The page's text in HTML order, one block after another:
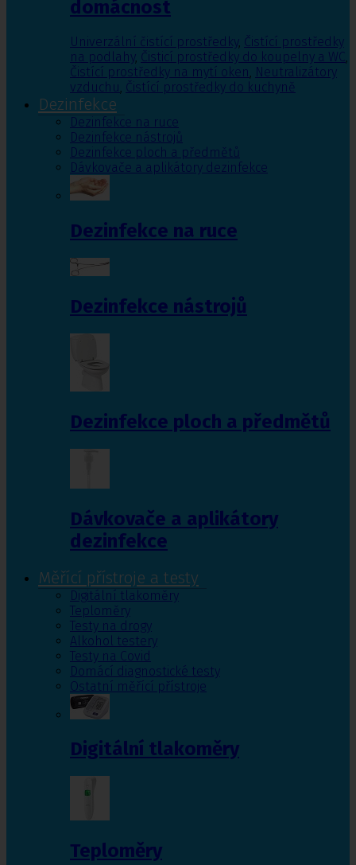
domácnost
Univerzální čistící prostředky, Čistící prostředky
na podlahy, Čisticí prostředky do koupelny a WC,
Čistící prostředky na mytí oken, Neutralizátory
vzduchu, Čistící prostředky do kuchyně
Dezinfekce
Dezinfekce na ruce
Dezinfekce nástrojů
Dezinfekce ploch a předmětů
Dávkovače a aplikátory dezinfekce
Dezinfekce na ruce
Dezinfekce nástrojů
Dezinfekce ploch a předmětů
Dávkovače a aplikátory
dezinfekce
Měřící přístroje a testy
Digitální tlakoměry
Teploměry
Testy na drogy
Alkohol testery
Testy na Covid
Domácí diagnostické testy
Ostatní měřící přístroje
Digitální tlakoměry
Teploměry